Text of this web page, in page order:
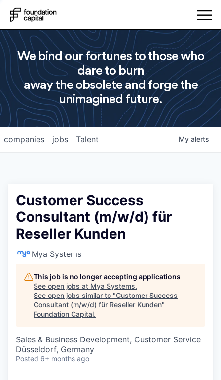
We bind our fortunes to those who
dare to burn
away the obsolete and forge the
unimagined future.
jobs
companies Talent My alerts
Customer Success
Consultant (m/w/d) für
Reseller Kunden
Mya Systems
This job is no longer accepting applications
See open jobs at Mya Systems.
See open jobs similar to "Customer Success
Consultant (m/w/d) für Reseller Kunden"
Foundation Capital.
Sales & Business Development, Customer Service
Düsseldorf, Germany
Posted 6+ months ago